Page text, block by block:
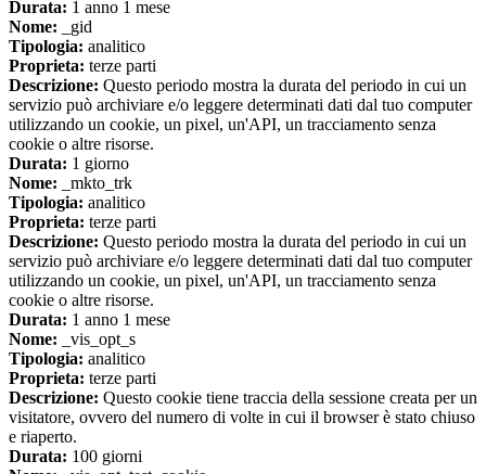
Durata: 1 anno 1 mese
Nome: _gid
Tipologia: analitico
Proprieta: terze parti
Descrizione: Questo periodo mostra la durata del periodo in cui un
servizio può archiviare e/o leggere determinati dati dal tuo computer
utilizzando un cookie, un pixel, un'API, un tracciamento senza
cookie o altre risorse.
Durata: 1 giorno
Nome: _mkto_trk
Tipologia: analitico
Proprieta: terze parti
Descrizione: Questo periodo mostra la durata del periodo in cui un
servizio può archiviare e/o leggere determinati dati dal tuo computer
utilizzando un cookie, un pixel, un'API, un tracciamento senza
cookie o altre risorse.
Durata: 1 anno 1 mese
Nome: _vis_opt_s
Tipologia: analitico
Proprieta: terze parti
Descrizione: Questo cookie tiene traccia della sessione creata per un
visitatore, ovvero del numero di volte in cui il browser è stato chiuso
e riaperto.
Durata: 100 giorni